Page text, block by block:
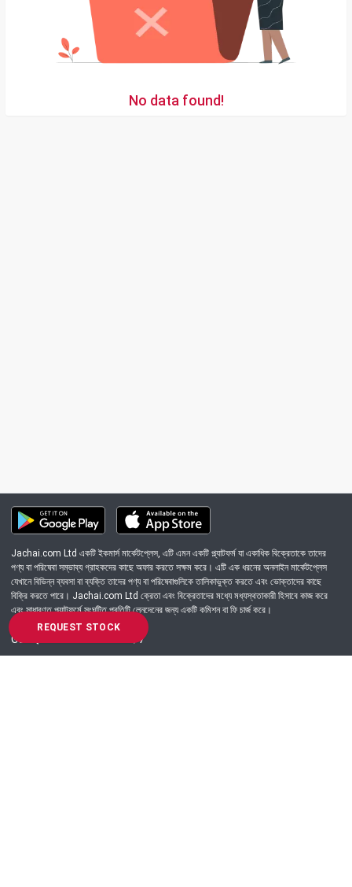
REQUEST STOCK
No data found!
Jachai.com Ltd একটি ইকমার্স মার্কেটপ্লেস, এটি এমন একটি প্ল্যাটফর্ম যা একাধিক বিক্রেতাকে তাদের
পণ্য বা পরিষেবা সম্ভাব্য গ্রাহকদের কাছে অফার করতে সক্ষম করে। এটি এক ধরনের অনলাইন মার্কেটপ্লেস
যেখানে বিভিন্ন ব্যবসা বা ব্যক্তি তাদের পণ্য বা পরিষেবাগুলিকে তালিকাভুক্ত করতে এবং ভোক্তাদের কাছে
বিক্রি করতে পারে। Jachai.com Ltd ক্রেতা এবং বিক্রেতাদের মধ্যে মধ্যস্থতাকারী হিসাবে কাজ করে
এবং সাধারণত প্ল্যাটফর্মে সংঘটিত প্রতিটি লেনদেনের জন্য একটি কমিশন বা ফি চার্জ করে।
Got Question? Call us 24/7